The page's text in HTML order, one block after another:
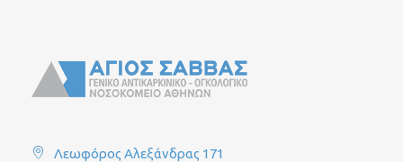
Λεωφόρος Αλεξάνδρας 171